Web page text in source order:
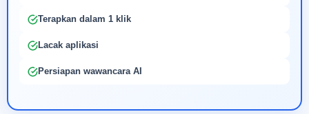
Terapkan dalam 1 klik
Lacak aplikasi
Persiapan wawancara AI